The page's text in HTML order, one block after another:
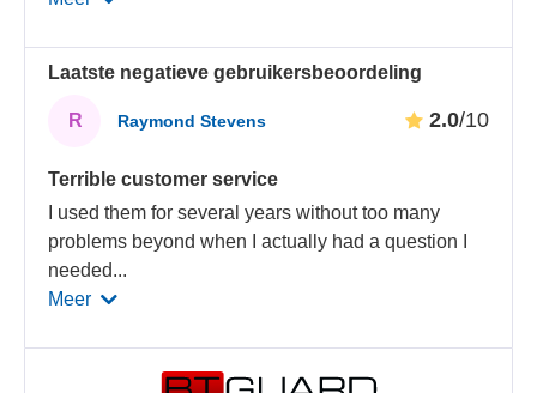
Laatste negatieve gebruikersbeoordeling
R Raymond Stevens 2.0/10
Terrible customer service
I used them for several years without too many
problems beyond when I actually had a question I
needed...
Meer